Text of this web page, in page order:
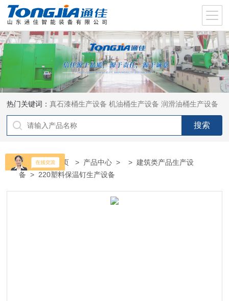
热门关键词：真石漆桶生产设备 机油桶生产设备 润滑油桶生产设备
当前位置：首页 > 产品中心 > >建筑类产品生产设
备 > 220塑料保温钉生产设备